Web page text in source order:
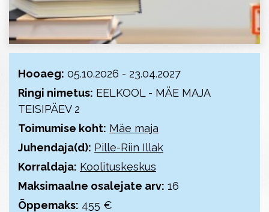
Hooaeg: 05.10.2026 - 23.04.2027
Ringi nimetus: EELKOOL - MÄE MAJA
TEISIPÄEV 2
Toimumise koht: Mäe maja
Juhendaja(d): Pille-Riin Illak
Korraldaja: Koolituskeskus
Maksimaalne osalejate arv: 16
Õppemaks: 455 €